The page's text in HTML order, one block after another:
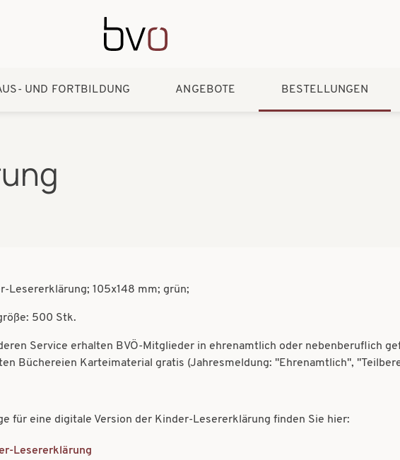
Direkt zum Inhalt
UND FORTBILDUNG ANGEBOTE BESTELLUNGEN
Lesererklärung; 105x148 mm; grün;
500 Stk.
Service erhalten BVÖ-Mitglieder in ehrenamtlich oder nebenberuflich
Büchereien Karteimaterial gratis (Jahresmeldung: "Ehrenamtlich",
für eine digitale Version der Kinder-Lesererklärung finden Sie hier:
Lesererklärung